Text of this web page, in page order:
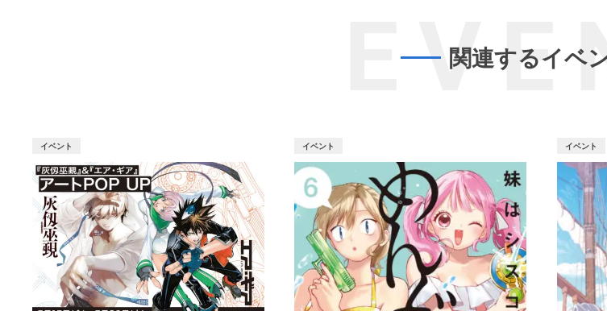
関連するイベ
イベント イベント イベント